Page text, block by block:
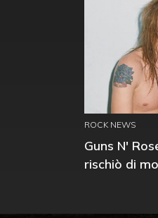
ROCK NEWS
Guns N'
rischiò di